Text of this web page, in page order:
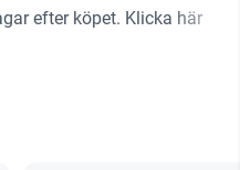
efter köpet. Klicka här